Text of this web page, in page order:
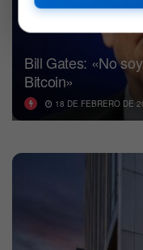
Bill Gates: «No
Bitcoin»
18 DE FEBRERO DE